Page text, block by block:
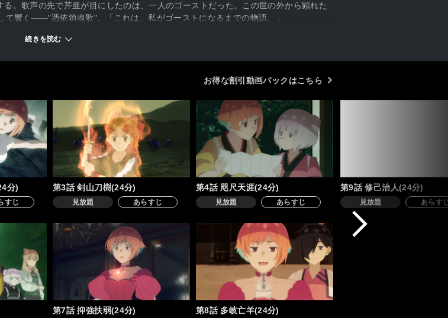
。歌声の先で芹亜が目にしたのは、一人のゴーストだった。この世の外から顕れた
く――"憑依鎮魂歌"。「これは、私がゴーストになるまでの物語。」
続きを読む
お得な割引動画パックはこちら
分)
すじ
第3話 剣山刀樹(24分)
見放題 あらすじ
第4話 咫尺天涯(24分)
見放題 あらすじ
第7話 抑強扶弱(24分) 第8話 多岐亡羊(24分)
第9話 修己治人(24分)
見放題 あらす